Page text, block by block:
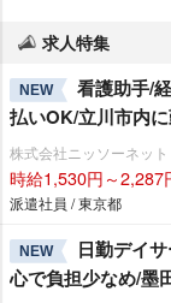
求人特集
NEW
看護助手/
払いOK/立川市内
株式会社ニッソーネット
時給1,530円～2,287
派遣社員 / 東京都
NEW
日勤デイ
心で負担少なめ/墨